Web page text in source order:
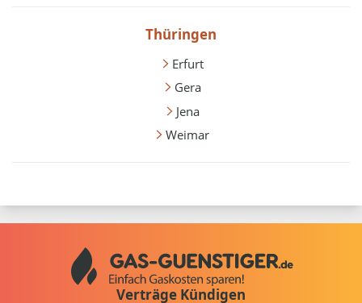
Thüringen
Erfurt
Gera
Jena
Weimar
Verträge Kündigen